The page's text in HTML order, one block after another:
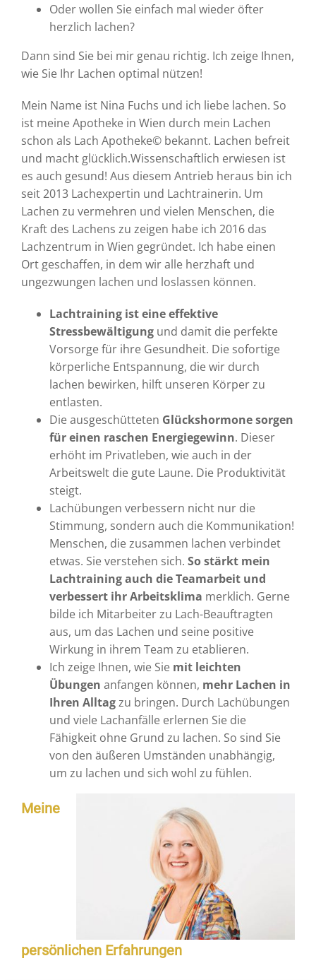
Oder wollen Sie einfach mal wieder öfter
herzlich lachen?
Dann sind Sie bei mir genau richtig. Ich zeige Ihnen,
wie Sie Ihr Lachen optimal nützen!
Mein Name ist Nina Fuchs und ich liebe lachen. So
ist meine Apotheke in Wien durch mein Lachen
schon als Lach Apotheke© bekannt. Lachen befreit
und macht glücklich.Wissenschaftlich erwiesen ist
es auch gesund! Aus diesem Antrieb heraus bin ich
seit 2013 Lachexpertin und Lachtrainerin. Um
Lachen zu vermehren und vielen Menschen, die
Kraft des Lachens zu zeigen habe ich 2016 das
Lachzentrum in Wien gegründet. Ich habe einen
Ort geschaffen, in dem wir alle herzhaft und
ungezwungen lachen und loslassen können.
Lachtraining ist eine effektive
Stressbewältigung und damit die perfekte
Vorsorge für ihre Gesundheit. Die sofortige
körperliche Entspannung, die wir durch
lachen bewirken, hilft unseren Körper zu
entlasten.
Die ausgeschütteten Glückshormone sorgen
für einen raschen Energiegewinn. Dieser
erhöht im Privatleben, wie auch in der
Arbeitswelt die gute Laune. Die Produktivität
steigt.
Lachübungen verbessern nicht nur die
Stimmung, sondern auch die Kommunikation!
Menschen, die zusammen lachen verbindet
etwas. Sie verstehen sich. So stärkt mein
Lachtraining auch die Teamarbeit und
verbessert ihr Arbeitsklima merklich. Gerne
bilde ich Mitarbeiter zu Lach-Beauftragten
aus, um das Lachen und seine positive
Wirkung in ihrem Team zu etablieren.
Ich zeige Ihnen, wie Sie mit leichten
Übungen anfangen können, mehr Lachen in
Ihren Alltagzu bringen. Durch Lachübungen
und viele Lachanfälle erlernen Sie die
Fähigkeit ohne Grund zu lachen. So sind Sie
von den äußeren Umständen unabhängig,
um zu lachen und sich wohl zu fühlen.
Meine
persönlichen Erfahrungen